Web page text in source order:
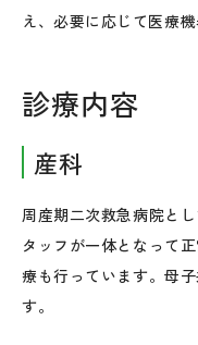
え、必要に応じて医療
診療内容
産科
周産期二次救急病院と
タッフが一体となって
療も行っています。母
す。